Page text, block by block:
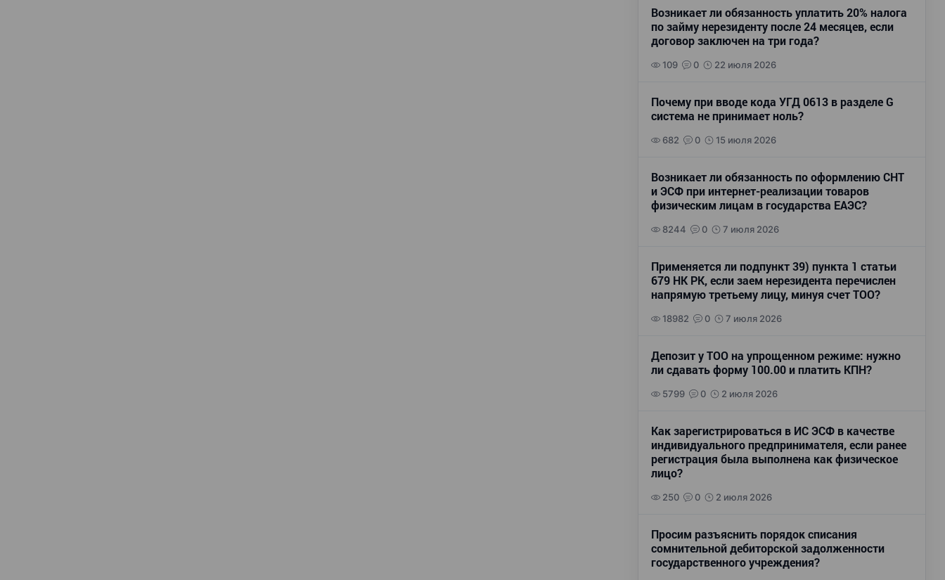
Возникает ли обязанность уплатить 20% налога
по займу нерезиденту после 24 месяцев, если
договор заключен на три года?
109 0 22 июля 2026
Почему при вводе кода УГД 0613 в разделе G
система не принимает ноль?
682 0 15 июля 2026
Возникает ли обязанность по оформлению СНТ
и ЭСФ при интернет-реализации товаров
физическим лицам в государства ЕАЭС?
8244 0 7 июля 2026
Применяется ли подпункт 39) пункта 1 статьи
679 НК РК, если заем нерезидента перечислен
напрямую третьему лицу, минуя счет ТОО?
18982 0 7 июля 2026
Депозит у ТОО на упрощенном режиме: нужно
ли сдавать форму 100.00 и платить КПН?
5799 0 2 июля 2026
Как зарегистрироваться в ИС ЭСФ в качестве
индивидуального предпринимателя, если ранее
регистрация была выполнена как физическое
лицо?
250 0 2 июля 2026
Просим разъяснить порядок списания
сомнительной дебиторской задолженности
государственного учреждения?